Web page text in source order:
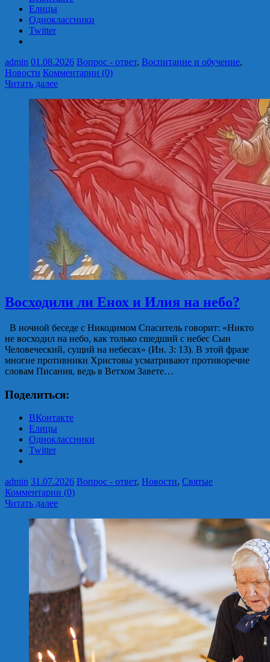
Елицы
Одноклассники
Twitter
admin 01.08.2026 Вопрос - ответ, Воспитание и обучение,
Новости Комментарии (0)
Читать далее
Восходили ли Енох и Илия на небо?
В ночной беседе с Никодимом Спаситель говорит: «Никто
не восходил на небо, как только сшедший с небес Сын
Человеческий, сущий на небесах» (Ин. 3: 13). В этой фразе
многие противники Христовы усматривают противоречие
словам Писания, ведь в Ветхом Завете…
Поделиться:
ВКонтакте
Елицы
Одноклассники
Twitter
admin 31.07.2026 Вопрос - ответ, Новости, Святые
Комментарии (0)
Читать далее